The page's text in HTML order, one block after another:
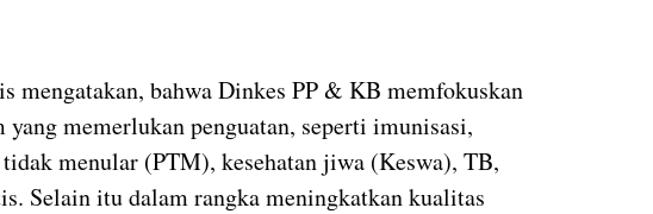
mengatakan, bahwa Dinkes PP & KB memfokuskan
yang memerlukan penguatan, seperti imunisasi,
menular (PTM), kesehatan jiwa (Keswa), TB,
Selain itu dalam rangka meningkatkan kualitas